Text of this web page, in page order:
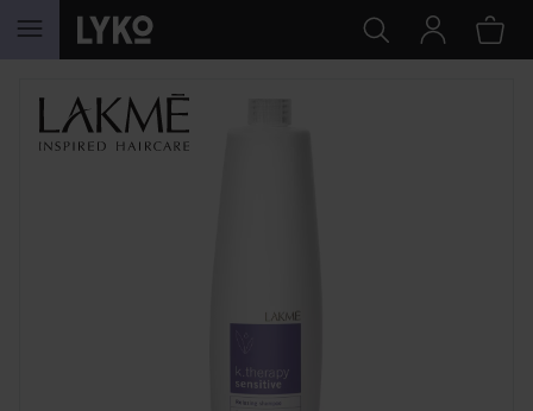
HOPPA TILL INNEHÅLLET